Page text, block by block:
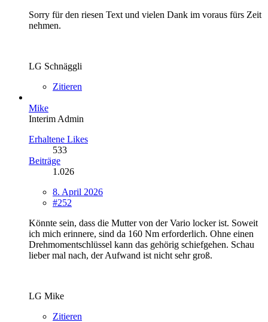
Sorry für den riesen Text und vielen Dank im voraus fürs Zeit
nehmen.
LG Schnäggli
Zitieren
Mike
Interim Admin
Erhaltene Likes
533
Beiträge
1.026
8. April 2026
#252
Könnte sein, dass die Mutter von der Vario locker ist. Soweit
ich mich erinnere, sind da 160 Nm erforderlich. Ohne einen
Drehmomentschlüssel kann das gehörig schiefgehen. Schau
lieber mal nach, der Aufwand ist nicht sehr groß.
LG Mike
Zitieren